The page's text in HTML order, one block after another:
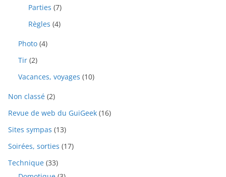
Parties (7)
Règles (4)
Photo (4)
Tir (2)
Vacances, voyages (10)
Non classé (2)
Revue de web du GuiGeek (16)
Sites sympas (13)
Soirées, sorties (17)
Technique (33)